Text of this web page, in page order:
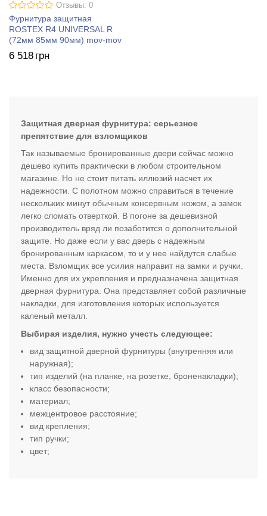
Отзывы: 0
Фурнитура защитная
ROSTEX R4 UNIVERSAL R
(72мм 85мм 90мм) mov-mov
6 518 грн
Защитная дверная фурнитура: серьезное
препятствие для взломщиков
Так называемые бронированные двери сейчас можно
дешево купить практически в любом строительном
магазине. Но не стоит питать иллюзий насчет их
надежности. С полотном можно справиться в течение
нескольких минут обычным консервным ножом, а замок
легко сломать отверткой. В погоне за дешевизной
производитель вряд ли позаботится о дополнительной
защите. Но даже если у вас дверь с надежным
бронированным каркасом, то и у нее найдутся слабые
места. Взломщик все усилия направит на замки и ручки.
Именно для их укрепления и предназначена защитная
дверная фурнитура. Она представляет собой различные
накладки, для изготовления которых используется
каленый металл.
Выбирая изделия, нужно учесть следующее:
вид защитной дверной фурнитуры (внутренняя или
наружная);
тип изделий (на планке, на розетке, броненакладки);
класс безопасности;
материал;
межцентровое расстояние;
вид крепления;
тип ручки;
цвет;